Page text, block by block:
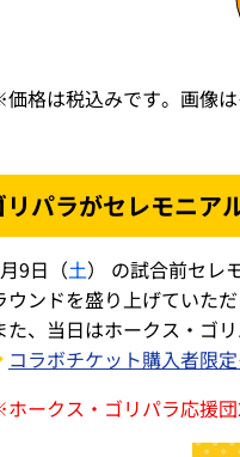
価格は税込みです。画像は
リパラがセレモニア
9日（土） の試合前セレ
ウンドを盛り上げていただ
た、当日はホークス・ゴ
コラボチケット購入者限
ホークス・ゴリパラ応援